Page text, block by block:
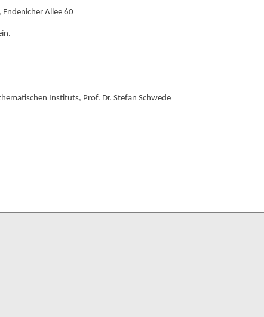
Allee 60
Instituts, Prof. Dr. Stefan Schwede